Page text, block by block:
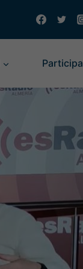
Participa